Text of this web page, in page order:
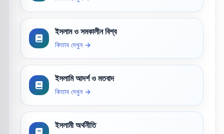
ইসলাম ও সমকালীন বিশ্ব
কিতাব দেখুন →
ইসলামি আদর্শ ও মতবাদ
কিতাব দেখুন →
ইসলামী অর্থনীতি